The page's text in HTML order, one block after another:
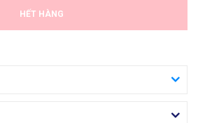
HẾT HÀNG